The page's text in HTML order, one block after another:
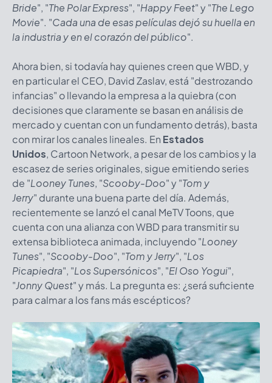
Bride", "The Polar Express", "Happy Feet" y "The Lego
Movie". "Cada una de esas películas dejó su huella en
la industria y en el corazón del público".
Ahora bien, si todavía hay quienes creen queWBD, y
en particular el CEO, David Zaslav, está "destrozando
infancias" o llevando la empresa a la quiebra (con
decisiones que claramente se basan en análisis de
mercado y cuentan con un fundamento detrás), basta
con mirar los canales lineales. En Estados
Unidos, Cartoon Network, a pesar de los cambios y la
escasez de series originales, sigue emitiendo series
de "Looney Tunes, "Scooby-Doo" y "Tom y
Jerry" durante una buena parte del día. Además,
recientemente se lanzó el canal MeTV Toons, que
cuenta con una alianza con WBD para transmitir su
extensa biblioteca animada, incluyendo "Looney
Tunes", "Scooby-Doo", "Tom y Jerry", "Los
Picapiedra", "Los Supersónicos", "El Oso Yogui",
"Jonny Quest" y más. La pregunta es: ¿será suficiente
para calmar a los fans más escépticos?